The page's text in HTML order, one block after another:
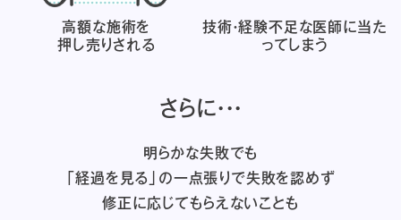
高額な施術を
押し売りされる
技術・経験不足な医師に当た
ってしまう
さらに・・・
明らかな失敗でも
「経過を見る」の一点張りで失敗を認めず
修正に応じてもらえないことも